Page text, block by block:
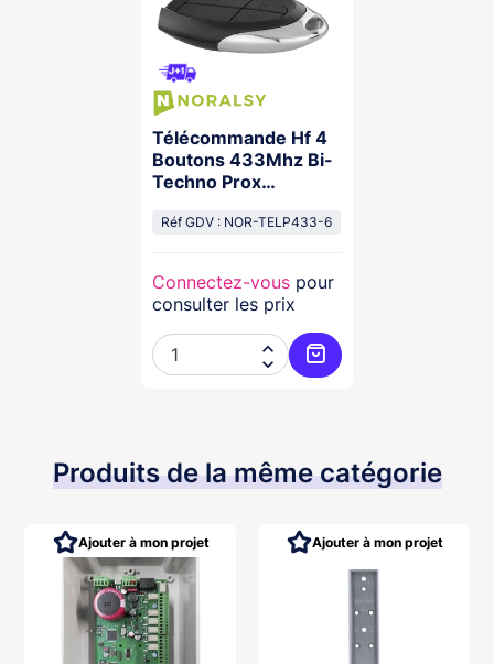
Télécommande Hf 4
Boutons 433Mhz Bi-
Techno Prox
Uid
Réf GDV : NOR-TELP433-6
Connectez-vous pour
consulter les prix


Ajouter au panier
Produits de la même catégorie
Ajouter à mon projet Ajouter à mon projet